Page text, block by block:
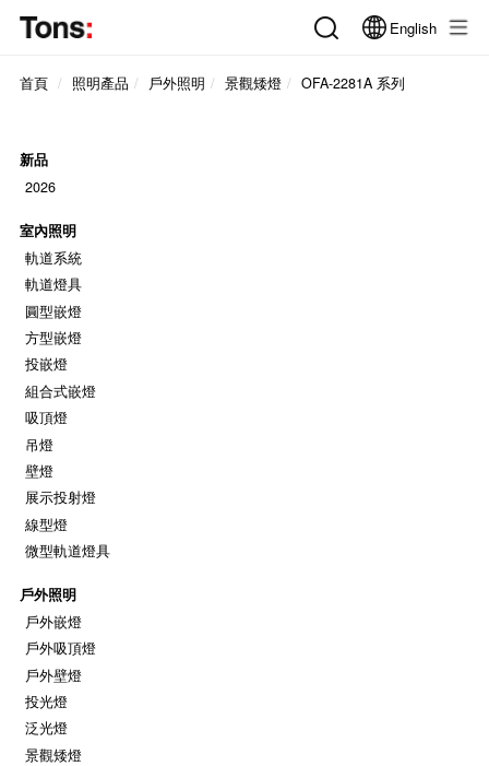
English
首頁 照明產品 戶外照明 景觀矮燈 OFA-2281A 系列
新品
2026
室內照明
軌道系統
軌道燈具
圓型嵌燈
方型嵌燈
投嵌燈
組合式嵌燈
吸頂燈
吊燈
壁燈
展示投射燈
線型燈
微型軌道燈具
戶外照明
戶外嵌燈
戶外吸頂燈
戶外壁燈
投光燈
泛光燈
景觀矮燈